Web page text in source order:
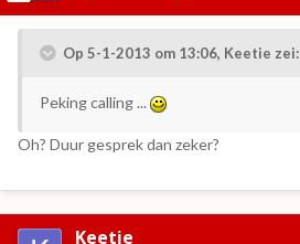
Op 5-1-2013 om 13:06, Keetie zei:
Peking calling ...
Oh? Duur gesprek dan zeker?
Keetie